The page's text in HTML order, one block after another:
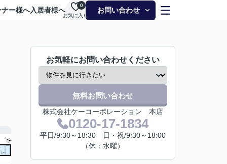
ナー様へ入居者様へ
お気に入り
0
お問い合わせ
お気軽にお問い合わせください
無料お問い合わせ
株式会社ケーコーポレーション 本店
0120-17-1834
平日/9:30～18:30 日・祝/9:30～18:00
（休：水曜）